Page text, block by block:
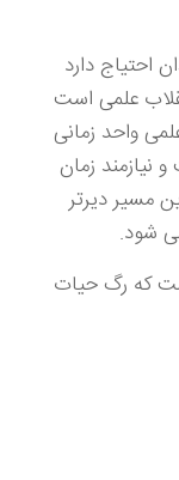
احتیاج دارد
علمی است
واحد زمانی
زمان
مسیر دیرتر
شود.
که رگ حیات